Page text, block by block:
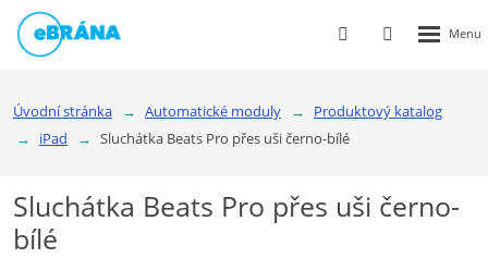
Vyhledávání
Přihlášení
zóny
Úvodní stránka Automatické moduly
Produktový katalog
iPad
Sluchátka Beats Pro přes uši černo-bílé
Sluchátka Beats Pro přes uši černo-
bílé